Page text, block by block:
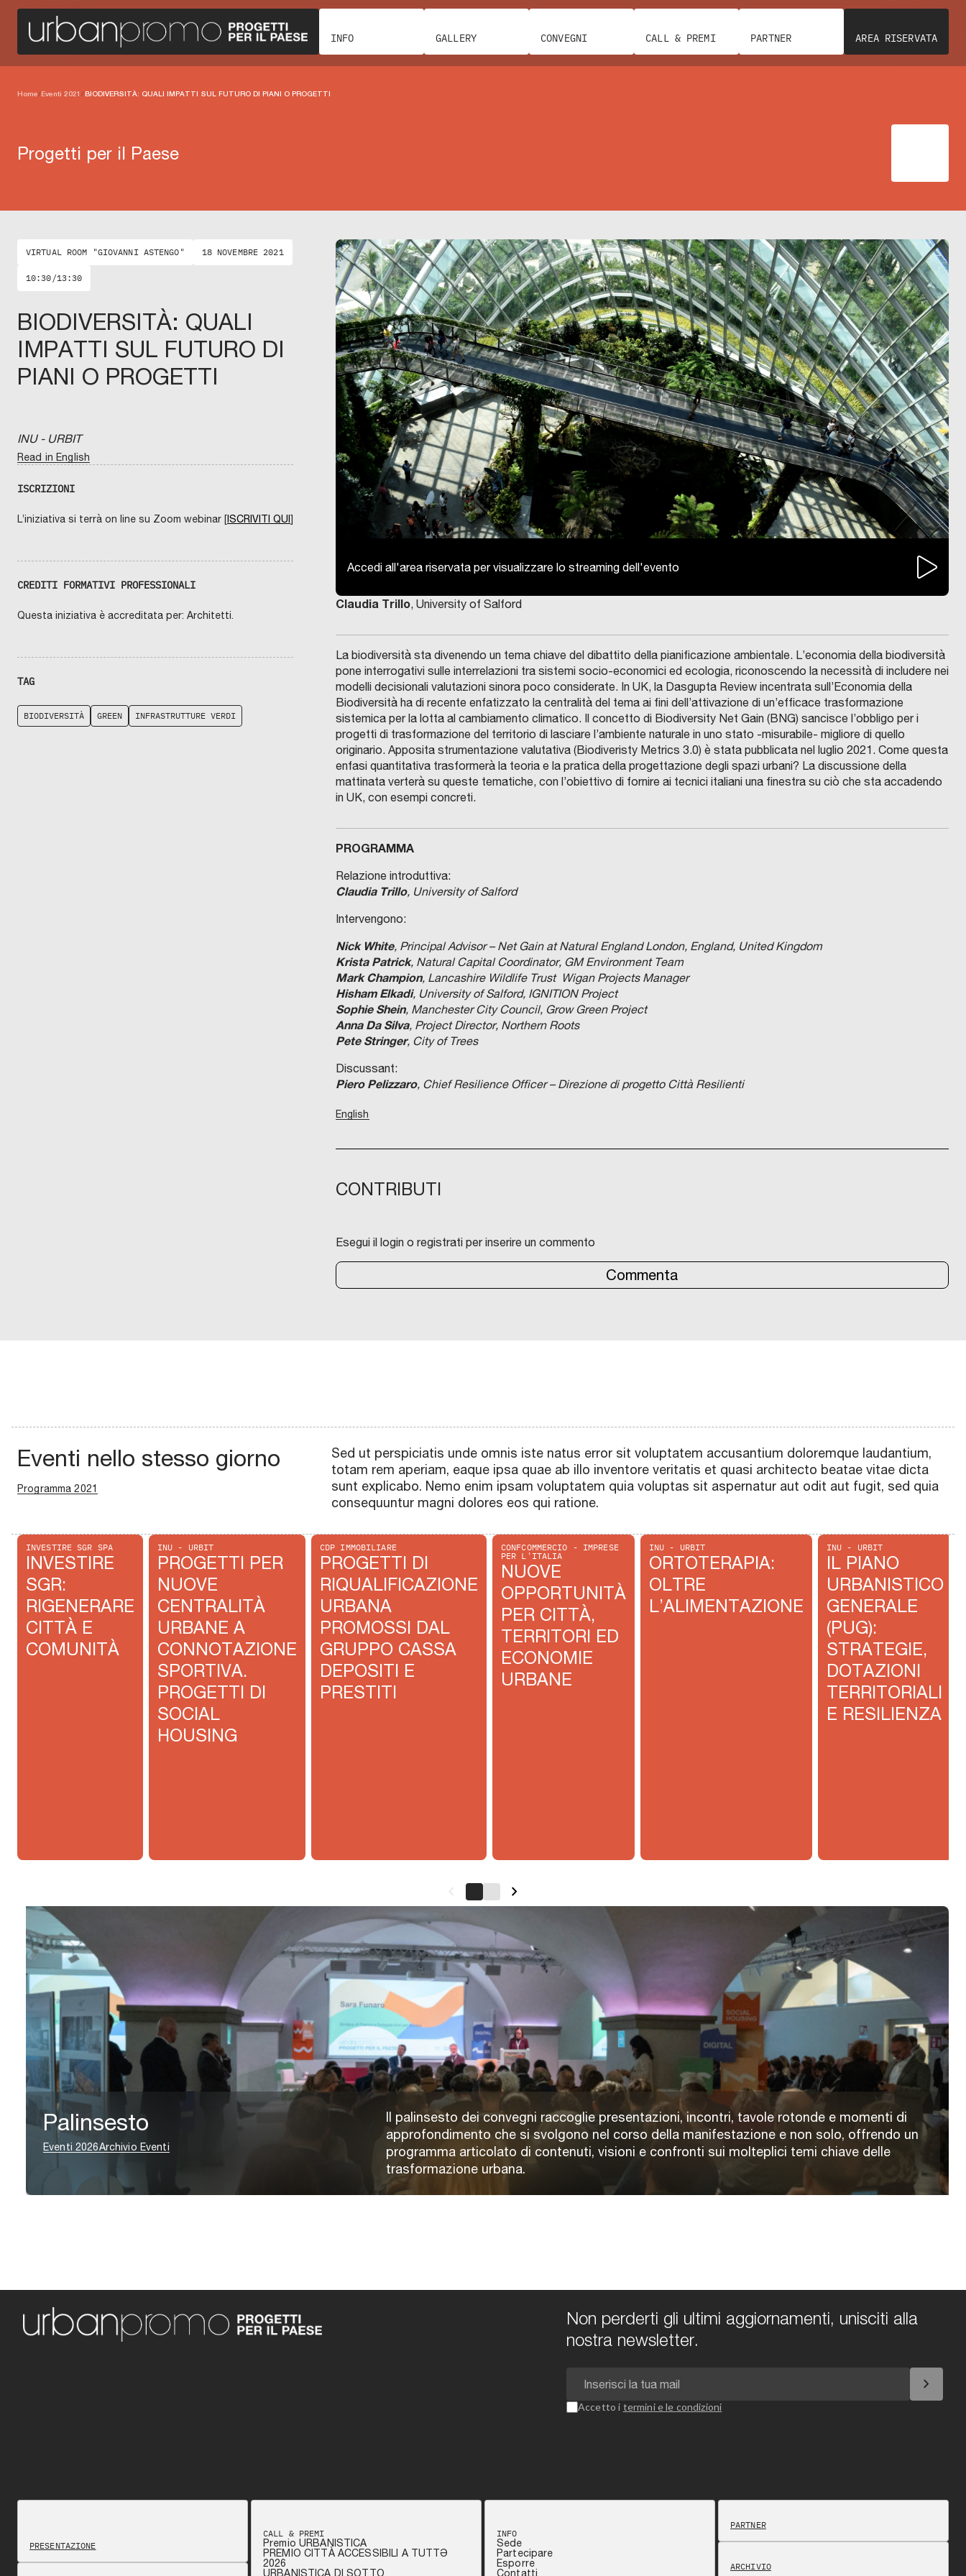
INFO GALLERY CONVEGNI CALL & PREMI PARTNER AREA RISERVATA
Home/Eventi 2021/BIODIVERSITÀ: QUALI IMPATTI SUL FUTURO DI PIANI O PROGETTI
Progetti per il Paese
VIRTUAL ROOM "GIOVANNI ASTENGO" 18 NOVEMBRE 2021
10:30/13:30
BIODIVERSITÀ: QUALI
IMPATTI SUL FUTURO DI
PIANI O PROGETTI
INU - URBIT
Read in English
ISCRIZIONI
L’iniziativa si terrà on line su Zoom webinar [ISCRIVITI QUI ]
CREDITI FORMATIVI PROFESSIONALI
Questa iniziativa è accreditata per: Architetti.
TAG
BIODIVERSITÀ GREEN INFRASTRUTTURE VERDI
Accedi all'area riservata per visualizzare lo streaming dell'evento
Claudia Trillo, University of Salford
La biodiversità sta divenendo un tema chiave del dibattito della pianificazione ambientale. L’economia della biodiversità
pone interrogativi sulle interrelazioni tra sistemi socio-economici ed ecologia, riconoscendo la necessità di includere nei
modelli decisionali valutazioni sinora poco considerate. In UK, la Dasgupta Review incentrata sull’Economia della
Biodiversità ha di recente enfatizzato la centralità del tema ai fini dell’attivazione di un’efficace trasformazione
sistemica per la lotta al cambiamento climatico. Il concetto di Biodiversity Net Gain (BNG) sancisce l’obbligo per i
progetti di trasformazione del territorio di lasciare l’ambiente naturale in uno stato -misurabile- migliore di quello
originario. Apposita strumentazione valutativa (Biodiveristy Metrics 3.0) è stata pubblicata nel luglio 2021. Come questa
enfasi quantitativa trasformerà la teoria e la pratica della progettazione degli spazi urbani? La discussione della
mattinata verterà su queste tematiche, con l’obiettivo di fornire ai tecnici italiani una finestra su ciò che sta accadendo
in UK, con esempi concreti.
PROGRAMMA
Relazione introduttiva:
Claudia Trillo, University of Salford
Intervengono:
Nick White, Principal Advisor – Net Gain at Natural England London, England, United Kingdom
Krista Patrick, Natural Capital Coordinator, GM Environment Team
Mark Champion, Lancashire Wildlife Trust Wigan Projects Manager
Hisham Elkadi, University of Salford, IGNITION Project
Sophie Shein, Manchester City Council, Grow Green Project
Anna Da Silva, Project Director, Northern Roots
Pete Stringer, City of Trees
Discussant:
Piero Pelizzaro, Chief Resilience Officer – Direzione di progetto Città Resilienti
English
CONTRIBUTI
Esegui il login o registrati per inserire un commento
Commenta
Eventi nello stesso giorno
Programma 2021
Sed ut perspiciatis unde omnis iste natus error sit voluptatem accusantium doloremque laudantium,
totam rem aperiam, eaque ipsa quae ab illo inventore veritatis et quasi architecto beatae vitae dicta
sunt explicabo. Nemo enim ipsam voluptatem quia voluptas sit aspernatur aut odit aut fugit, sed quia
consequuntur magni dolores eos qui ratione.
INVESTIRE SGR SPA
INVESTIRE
SGR:
RIGENERARE
CITTÀ E
COMUNITÀ
INU - URBIT
PROGETTI PER
NUOVE
CENTRALITÀ
URBANE A
CONNOTAZIONE
SPORTIVA.
PROGETTI DI
SOCIAL
HOUSING
CDP IMMOBILIARE
PROGETTI DI
RIQUALIFICAZIONE
URBANA
PROMOSSI DAL
GRUPPO CASSA
DEPOSITI E
PRESTITI
CONFCOMMERCIO - IMPRESE
PER L'ITALIA
NUOVE
OPPORTUNITÀ
PER CITTÀ,
TERRITORI ED
ECONOMIE
URBANE
INU - URBIT
ORTOTERAPIA:
OLTRE
L’ALIMENTAZIONE
INU - URBIT
IL PIANO
URBANISTICO
GENERALE
(PUG):
STRATEGIE,
DOTAZIONI
TERRITORIALI
E RESILIENZA
keyboard_arrow_right
Palinsesto
Eventi 2026Archivio Eventi
Il palinsesto dei convegni raccoglie presentazioni, incontri, tavole rotonde e momenti di
approfondimento che si svolgono nel corso della manifestazione e non solo, offrendo un
programma articolato di contenuti, visioni e confronti sui molteplici temi chiave delle
trasformazione urbana.
Non perderti gli ultimi aggiornamenti, unisciti alla
nostra newsletter.
chevron_right
Accetto i termini e le condizioni
PRESENTAZIONE
CALL & PREMI
Premio URBANISTICA
PREMIO CITTÀ ACCESSIBILI A TUTTƏ
2026
URBANISTICA DI SOTTO
INFO
Sede
Partecipare
Esporre
Contatti
PARTNER
ARCHIVIO